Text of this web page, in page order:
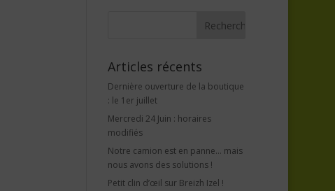
Articles récents
Dernière ouverture de la boutique
: le 1er juillet
Mercredi 24 Juin : horaires
modifiés
Notre camion est en panne… mais
nous avons des solutions !
Petit clin d’œil sur Breizh Izel !